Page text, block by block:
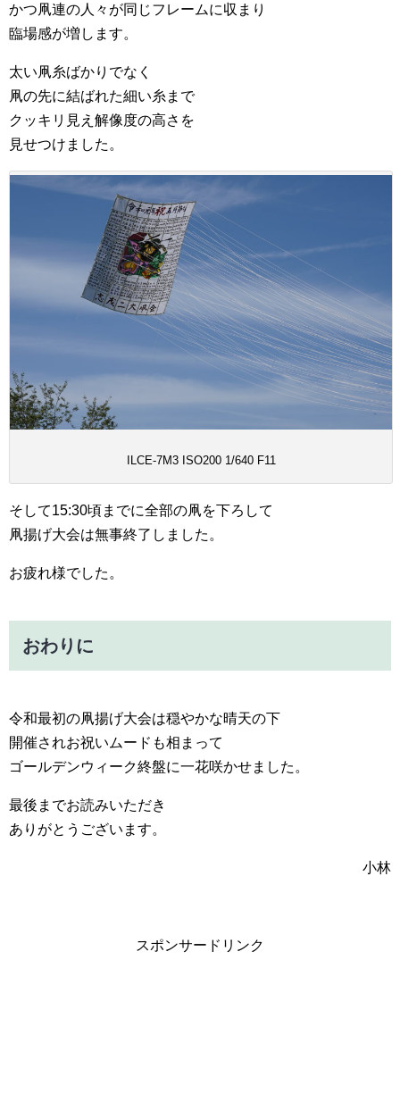
かつ凧連の人々が同じフレームに収まり
臨場感が増します。
太い凧糸ばかりでなく
凧の先に結ばれた細い糸まで
クッキリ見え解像度の高さを
見せつけました。
ILCE-7M3 ISO200 1/640 F11
そして15:30頃までに全部の凧を下ろして
凧揚げ大会は無事終了しました。
お疲れ様でした。
おわりに
令和最初の凧揚げ大会は穏やかな晴天の下
開催されお祝いムードも相まって
ゴールデンウィーク終盤に一花咲かせました。
最後までお読みいただき
ありがとうございます。
小林
スポンサードリンク